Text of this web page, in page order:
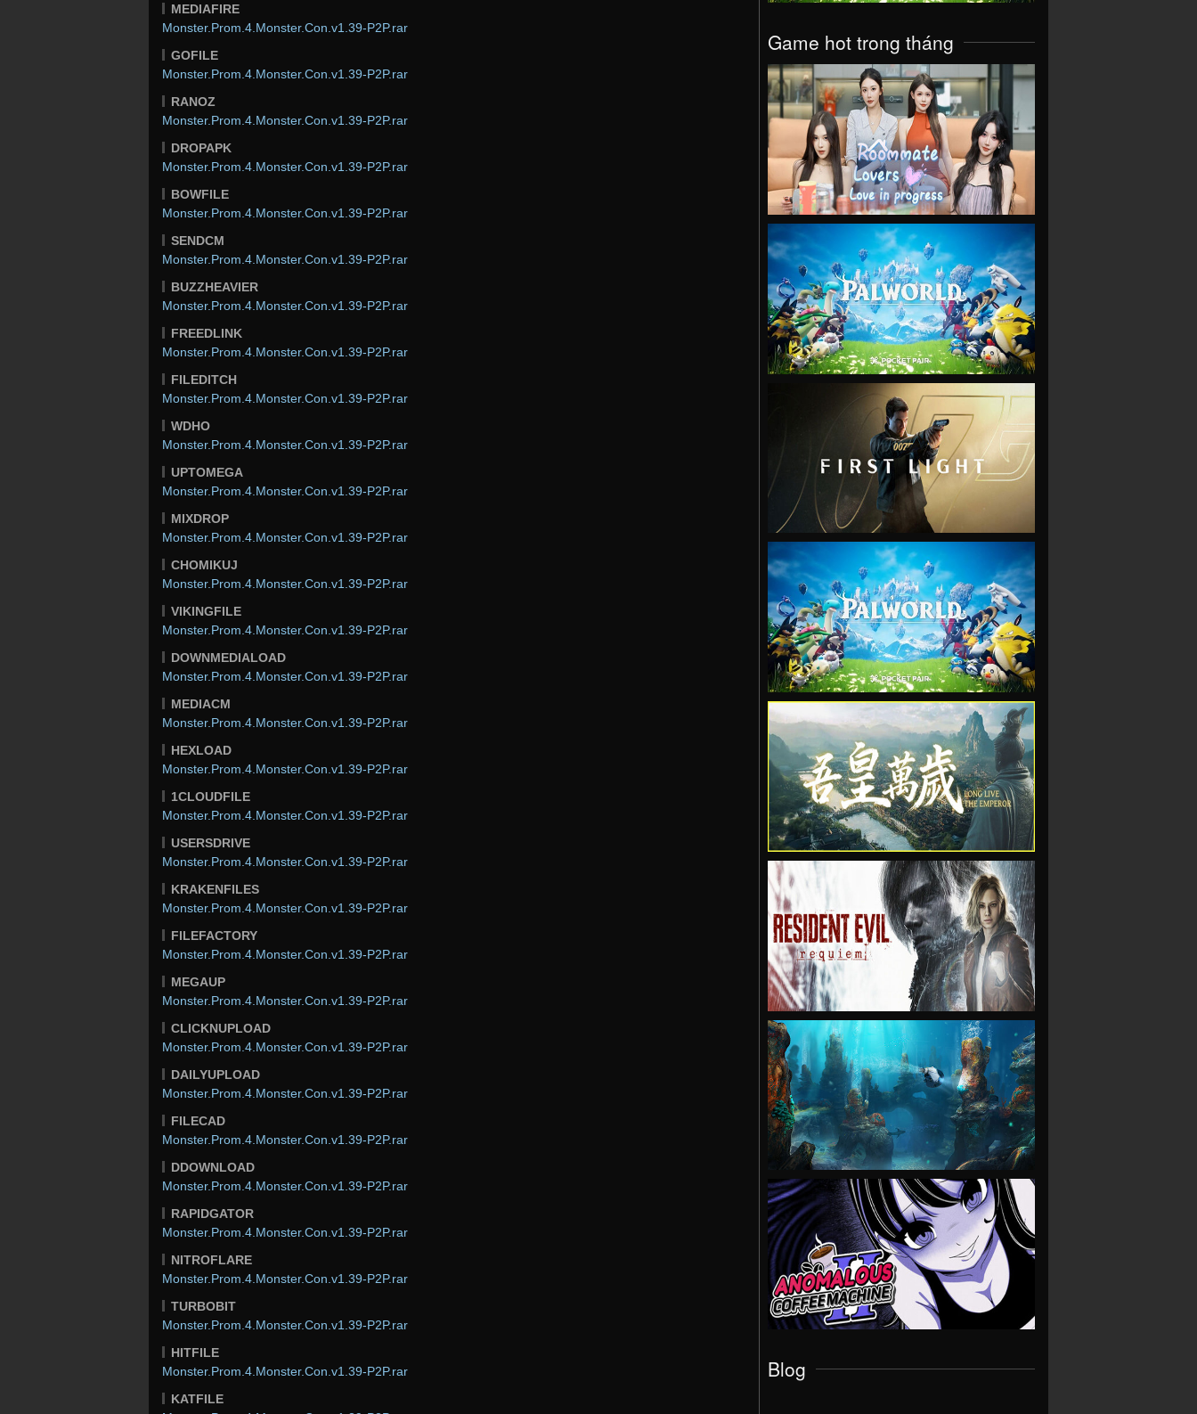
MEDIAFIRE
Monster.Prom.4.Monster.Con.v1.39-P2P.rar
GOFILE
Monster.Prom.4.Monster.Con.v1.39-P2P.rar
RANOZ
Monster.Prom.4.Monster.Con.v1.39-P2P.rar
DROPAPK
Monster.Prom.4.Monster.Con.v1.39-P2P.rar
BOWFILE
Monster.Prom.4.Monster.Con.v1.39-P2P.rar
SENDCM
Monster.Prom.4.Monster.Con.v1.39-P2P.rar
BUZZHEAVIER
Monster.Prom.4.Monster.Con.v1.39-P2P.rar
FREEDLINK
Monster.Prom.4.Monster.Con.v1.39-P2P.rar
FILEDITCH
Monster.Prom.4.Monster.Con.v1.39-P2P.rar
WDHO
Monster.Prom.4.Monster.Con.v1.39-P2P.rar
UPTOMEGA
Monster.Prom.4.Monster.Con.v1.39-P2P.rar
MIXDROP
Monster.Prom.4.Monster.Con.v1.39-P2P.rar
CHOMIKUJ
Monster.Prom.4.Monster.Con.v1.39-P2P.rar
VIKINGFILE
Monster.Prom.4.Monster.Con.v1.39-P2P.rar
DOWNMEDIALOAD
Monster.Prom.4.Monster.Con.v1.39-P2P.rar
MEDIACM
Monster.Prom.4.Monster.Con.v1.39-P2P.rar
HEXLOAD
Monster.Prom.4.Monster.Con.v1.39-P2P.rar
1CLOUDFILE
Monster.Prom.4.Monster.Con.v1.39-P2P.rar
USERSDRIVE
Monster.Prom.4.Monster.Con.v1.39-P2P.rar
KRAKENFILES
Monster.Prom.4.Monster.Con.v1.39-P2P.rar
FILEFACTORY
Monster.Prom.4.Monster.Con.v1.39-P2P.rar
MEGAUP
Monster.Prom.4.Monster.Con.v1.39-P2P.rar
CLICKNUPLOAD
Monster.Prom.4.Monster.Con.v1.39-P2P.rar
DAILYUPLOAD
Monster.Prom.4.Monster.Con.v1.39-P2P.rar
FILECAD
Monster.Prom.4.Monster.Con.v1.39-P2P.rar
DDOWNLOAD
Monster.Prom.4.Monster.Con.v1.39-P2P.rar
RAPIDGATOR
Monster.Prom.4.Monster.Con.v1.39-P2P.rar
NITROFLARE
Monster.Prom.4.Monster.Con.v1.39-P2P.rar
TURBOBIT
Monster.Prom.4.Monster.Con.v1.39-P2P.rar
HITFILE
Monster.Prom.4.Monster.Con.v1.39-P2P.rar
KATFILE
Game hot trong tháng
VIEW
VIEW
VIEW
VIEW
VIEW
VIEW
VIEW
VIEW
Blog